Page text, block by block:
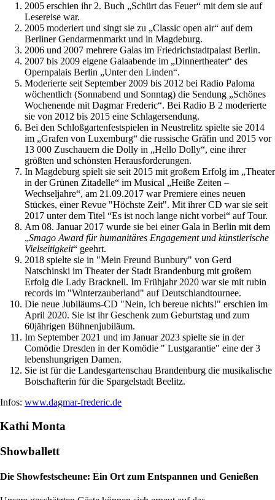
2005 erschien ihr 2. Buch „Schürt das Feuer“ mit dem sie auf
Lesereise war.
2005 moderiert und singt sie zu „Classic open air“ auf dem
Berliner Gendarmenmarkt und in Magdeburg.
2006 und 2007 mehrere Galas im Friedrichstadtpalast Berlin.
2007 bis 2009 eigene Galaabende im „Dinnertheater“ des
Opernpalais Berlin „Unter den Linden“.
Moderierte seit September 2009 bis 2012 bei Radio Paloma
wöchentlich (Sonnabend und Sonntag) die Sendung „Schönes
Wochenende mit Dagmar Frederic“. Bei Radio B 2 moderierte
sie von 2012 bis 2015 eine Schlagersendung.
Bei den Schloßgartenfestspielen in Neustrelitz spielte sie 2014
im „Grafen von Luxemburg“ die russische Gräfin und 2015 vor
13 000 Zuschauern die Dolly in „Hello Dolly“, eine ihrer
größten und schönsten Herausforderungen.
In Magdeburg spielt sie seit 2015 mit großem Erfolg im „Theater
in der Grünen Zitadelle“ im Musical „Heiße Zeiten –
Wechseljahre“, am 21.09.2017 war Premiere eines neuen
Stückes, einer Revue "Höchste Zeit". Mit ihrer CD war sie seit
2017 unter dem Titel “Es ist noch lange nicht vorbei“ auf Tour.
Am 08. Januar 2017 wurde sie bei einer Gala in Berlin mit dem
„Smago Award für humanitäres Engagement und künstlerische
Vielseitigkeit“ geehrt.
2018 spielte sie in "Mein Freund Bunbury" von Gerd
Natschinski im Theater der Stadt Brandenburg mit großem
Erfolg die Lady Bracknell. Im Frühjahr 2020 war sie mit rubin
records im "Winterzauberland" auf Deutschlandtournee.
Die neue Jubiläums-CD "Nein, ich bereue nichts!" erschien im
April 2020. Sie ist ihr Geschenk zum Geburtstag und zum
60jährigen Bühnenjubiläum.
Im September 2021 und im Januar 2023 spielte sie in der
Comödie Dresden in der Komödie " Lustgarantie" eine der 3
lebenshungrigen Damen.
Sie ist für die Landesgartenschau Brandenburg die musikalische
Botschafterin für die Spargelstadt Beelitz.
Infos: www.dagmar-frederic.de
Kathi Monta
Showballett
Die Showfestscheune: Ein Ort zum Entspannen und Genießen